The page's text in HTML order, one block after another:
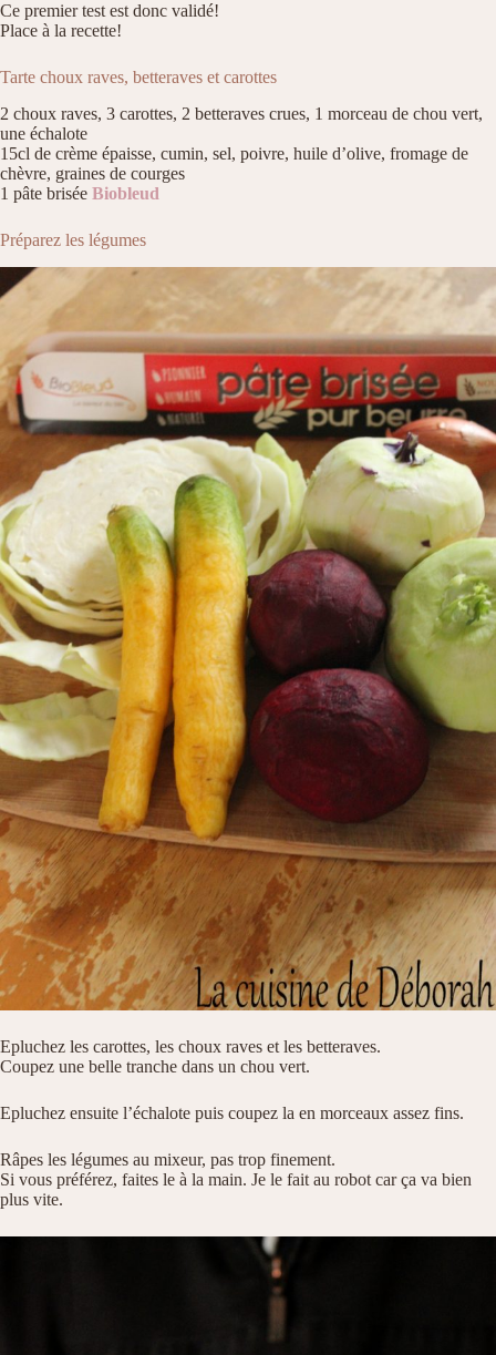
Ce premier test est donc validé!
Place à la recette!
Tarte choux raves, betteraves et carottes
2 choux raves, 3 carottes, 2 betteraves crues, 1 morceau de chou vert,
une échalote
15cl de crème épaisse, cumin, sel, poivre, huile d’olive, fromage de
chèvre, graines de courges
1 pâte brisée Biobleud
Préparez les légumes
Epluchez les carottes, les choux raves et les betteraves.
Coupez une belle tranche dans un chou vert.
Epluchez ensuite l’échalote puis coupez la en morceaux assez fins.
Râpes les légumes au mixeur, pas trop finement.
Si vous préférez, faites le à la main. Je le fait au robot car ça va bien
plus vite.